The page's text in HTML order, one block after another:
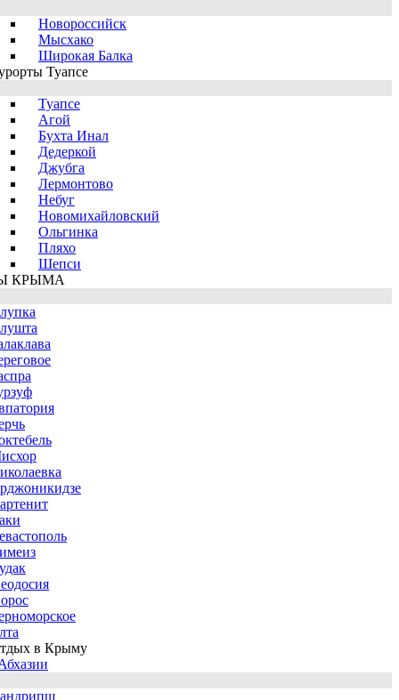
Новороссийск
Мысхако
Широкая Балка
Туапсе
Туапсе
Агой
Бухта Инал
Дедеркой
Джубга
Лермонтово
Небуг
Новомихайловский
Ольгинка
Пляхо
Шепси
КРЫМА
в Крыму